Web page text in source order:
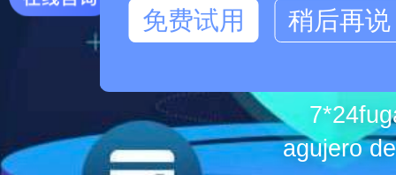
agujero
免费试用 稍后再说